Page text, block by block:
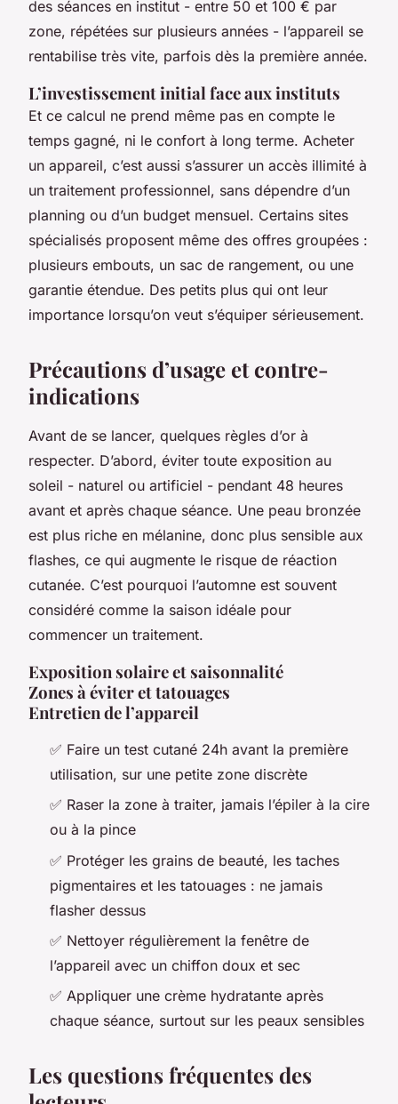
des séances en institut - entre 50 et 100 € par
zone, répétées sur plusieurs années - l’appareil se
rentabilise très vite, parfois dès la première année.
L’investissement initial face aux instituts
Et ce calcul ne prend même pas en compte le
temps gagné, ni le confort à long terme. Acheter
un appareil, c’est aussi s’assurer un accès illimité à
un traitement professionnel, sans dépendre d’un
planning ou d’un budget mensuel. Certains sites
spécialisés proposent même des offres groupées :
plusieurs embouts, un sac de rangement, ou une
garantie étendue. Des petits plus qui ont leur
importance lorsqu’on veut s’équiper sérieusement.
Précautions d’usage et contre-
indications
Avant de se lancer, quelques règles d’or à
respecter. D’abord, éviter toute exposition au
soleil - naturel ou artificiel - pendant 48 heures
avant et après chaque séance. Une peau bronzée
est plus riche en mélanine, donc plus sensible aux
flashes, ce qui augmente le risque de réaction
cutanée. C’est pourquoi l’automne est souvent
considéré comme la saison idéale pour
commencer un traitement.
Exposition solaire et saisonnalité
Zones à éviter et tatouages
Entretien de l’appareil
✅ Faire un test cutané 24h avant la première
utilisation, sur une petite zone discrète
✅ Raser la zone à traiter, jamais l’épiler à la cire
ou à la pince
✅ Protéger les grains de beauté, les taches
pigmentaires et les tatouages : ne jamais
flasher dessus
✅ Nettoyer régulièrement la fenêtre de
l’appareil avec un chiffon doux et sec
✅ Appliquer une crème hydratante après
chaque séance, surtout sur les peaux sensibles
Les questions fréquentes des